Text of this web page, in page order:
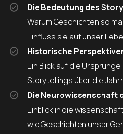
Die Bedeutung des
Warum Geschichten so
Einfluss sie auf unser
Historische
Ein Blick auf die
Storytellings über die
Die
Einblick in die
wie Geschichten unser